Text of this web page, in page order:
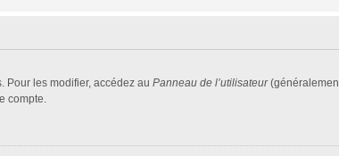
Pour les modifier, accédez au Panneau de l’utilisateur
compte.